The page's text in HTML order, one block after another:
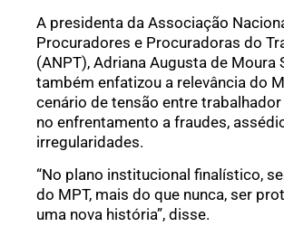
A presidenta da Associação
Procuradores e Procuradoras do
(ANPT), Adriana Augusta de Moura
também enfatizou a relevância do
cenário de tensão entre
no enfrentamento a fraudes,
irregularidades.
“No plano institucional finalístico,
do MPT, mais do que nunca, ser
uma nova história”, disse.